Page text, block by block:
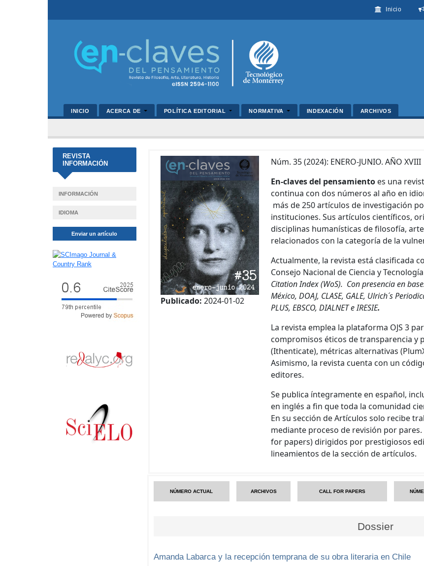
Inicio
INICIO ACERCA DE POLÍTICA EDITORIAL NORMATIVA INDEXACIÓN ARCHIVOS
REVISTA
INFORMACIÓN
INFORMACIÓN
IDIOMA
Enviar un artículo
Publicado: 2024-01-02
Núm. 35 (2024): ENERO-JUNIO. AÑO XVIII
En-claves del pensamiento es una
continua con dos números al año en
más de 250 artículos de investigación
instituciones. Sus artículos científicos,
disciplinas humanísticas de filosofía,
relacionados con la categoría de la
Actualmente, la revista está clasificada
Consejo Nacional de Ciencia y
Citation Index (WoS). Con presencia en
México, DOAJ, CLASE, GALE, Ulrich´s
PLUS, EBSCO, DIALNET e IRESIE.
La revista emplea la plataforma OJS 3
compromisos éticos de transparencia y
(Ithenticate), métricas alternativas
Asimismo, la revista cuenta con un
editores.
Se publica íntegramente en español,
en inglés a fin que toda la comunidad
En su sección de Artículos solo recibe
mediante proceso de revisión por
for papers) dirigidos por prestigiosos
lineamientos de la sección de artículos.
NÚMERO ACTUAL ARCHIVOS CALL FOR PAPERS
Dossier
Amanda Labarca y la recepción temprana de su obra literaria en Chile